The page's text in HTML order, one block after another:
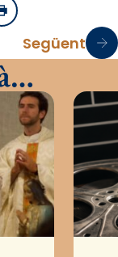
Imprimir
Següent